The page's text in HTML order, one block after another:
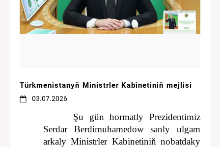
Türkmenistanyň Ministrler Kabinetiniň mejlisi
03.07.2026
Şu gün hormatly Prezidentimiz
Serdar Berdimuhamedow sanly ulgam
arkaly Ministrler Kabinetiniň nobatdaky